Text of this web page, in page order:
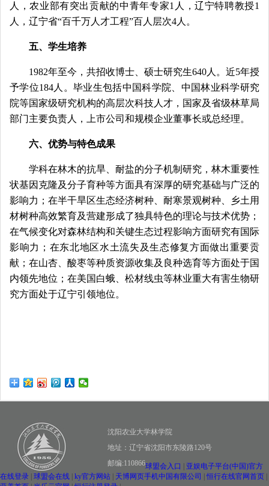
人，农业部有突出贡献的中青年专家1人，辽宁特聘教授1
人，辽宁省“百千万人才工程”百人层次4人。
五、学生培养
1982年至今，共招收博士、硕士研究生640人。近5年授
予学位184人。毕业生包括中国科学院、中国林业科学研究
院等国家级研究机构的高层次科技人才，国家及省级林草局
部门主要负责人，上市公司和规模企业董事长或总经理。
六、优势与特色成果
学科在林木的抗旱、耐盐的分子机制研究，林木重要性
状基因克隆及分子育种等方面具有深厚的研究基础与广泛的
影响力；在半干旱区生态经济树种、耐寒景观树种、乡土用
材树种高效繁育及营建形成了独具特色的理论与技术优势；
在气候变化对森林结构和关键生态过程影响方面研究有国际
影响力；在东北地区水土流失及生态修复方面做出重要贡
献；在山杏、酸枣等种质资源收集及良种选育等方面处于国
内领先地位；在美国白蛾、松材线虫等林业重大有害生物研
究方面处于辽宁引领地位。
沈阳农业大学林学院
地址：辽宁省沈阳市东陵路120号
邮编:110866球盟会入口
亚娱电子平台(中国)官方
在线登录 球盟会在线 ky官方网站 天博网页手机中国有限公司 恒行在线官网首页